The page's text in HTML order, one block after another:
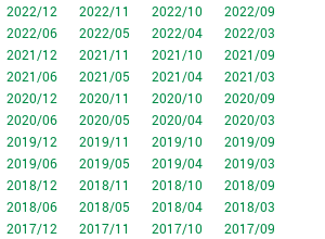
2022/12 2022/11 2022/10
2022/09
2022/06 2022/05 2022/04
2022/03
2021/12 2021/11 2021/10
2021/09
2021/06 2021/05 2021/04
2021/03
2020/12 2020/11 2020/10
2020/09
2020/06 2020/05 2020/04
2020/03
2019/12 2019/11 2019/10
2019/09
2019/06 2019/05 2019/04
2019/03
2018/12 2018/11 2018/10
2018/09
2018/06 2018/05 2018/04
2018/03
2017/12 2017/11 2017/10
2017/09